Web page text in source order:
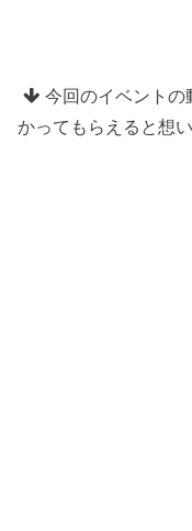
今回のイベントの
かってもらえると想い